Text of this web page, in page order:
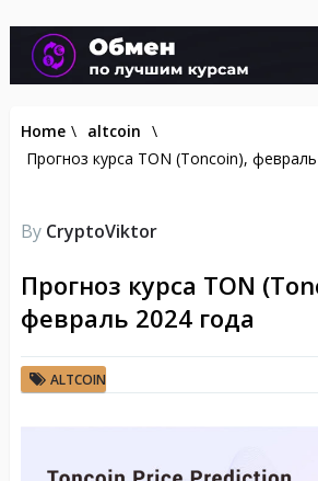
Home \ altcoin \
Прогноз курса TON (Toncoin),
By CryptoViktor
Прогноз курса TON
февраль 2024 года
ALTCOIN